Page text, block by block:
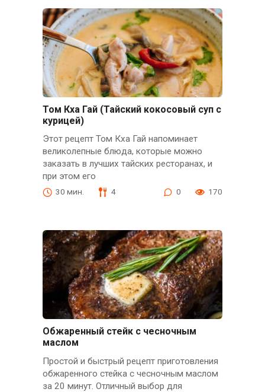
Том Кха Гай (Тайский кокосовый суп с
курицей)
Этот рецепт Том Кха Гай напоминает
великолепные блюда, которые можно
заказать в лучших тайских ресторанах, и
при этом его
30 мин. 4 0 170
Обжаренный стейк с чесночным
маслом
Простой и быстрый рецепт приготовления
обжаренного стейка с чесночным маслом
за 20 минут. Отличный выбор для